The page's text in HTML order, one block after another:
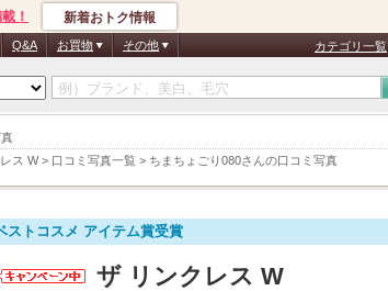
ス W> 口コミ写真一覧 > ちまちょごり080さんの口コミ写真
！ 新着おトク情報
Q&A お買物 その他 カテゴリ一覧
ストコスメ アイテム賞受賞
ザ リンクレス W